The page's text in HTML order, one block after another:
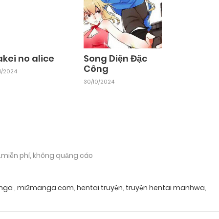
no alice
2024
Song Diện Đặc
Công
30/10/2024
phí, không quảng cáo
, mi2manga com, hentai truyện, truyện hentai manhwa,